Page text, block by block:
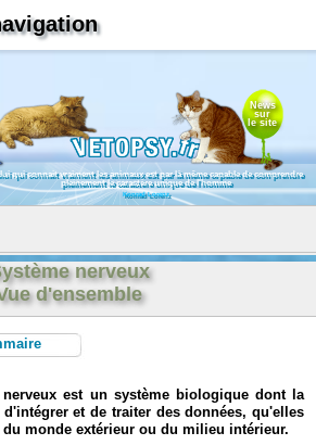
News
sur
le site
qui connait vraiment les animaux est par là même capable de comprendre
pleinement le caractère unique de l'homme
Konrad Lorenz
nerveux
d'ensemble
nerveux est un système biologique dont la
et de traiter des données, qu'elles
monde extérieur ou du milieu intérieur.